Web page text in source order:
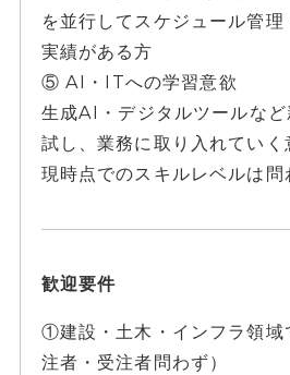
を並行してスケジュール管
実績がある方
⑤ AI・ITへの学習意欲
生成AI・デジタルツールな
試し、業務に取り入れていく
現時点でのスキルレベルは問
歓迎要件
①建設・土木・インフラ領域
注者・受注者問わず）